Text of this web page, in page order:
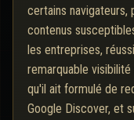
certains navigateurs,
contenus
les entreprises,
remarquable
qu'il ait formulé de
Google Discover, et